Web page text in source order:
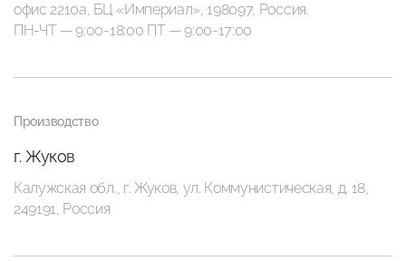
офис 2210а, БЦ «Империал», 198097, Россия.
ПН-ЧТ — 9:00-18:00 ПТ — 9:00-17:00
Производство
г. Жуков
Калужская обл., г. Жуков, ул. Коммунистическая, д. 18,
249191, Россия